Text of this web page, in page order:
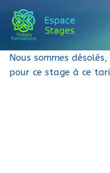
Aller
contenu
Nous sommes
pour ce stage à ce